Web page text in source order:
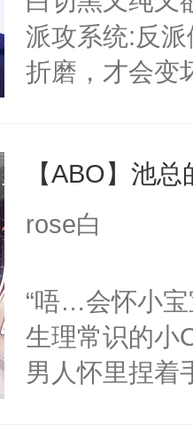
派攻系统:反
折磨，才会变
缓行驶在柏
郁白淡漠的收
立的小白杨
后。系统:好
呵。后来——
里:“宝贝，我
【ABO】池
rose白
“唔…会怀小
生理常识的小
男人怀里捏着